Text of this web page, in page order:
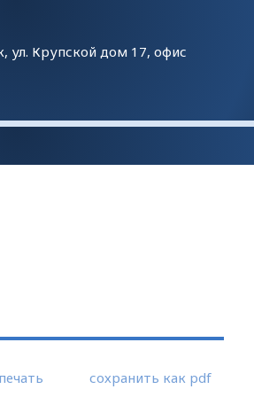
ул. Крупской дом 17, офис
печать сохранить как pdf